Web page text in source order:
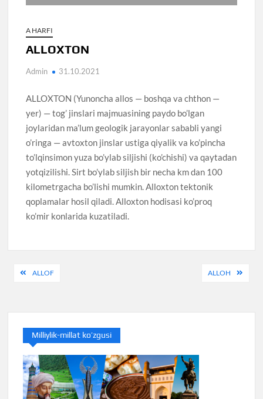
A HARFI
ALLOXTON
Admin 31.10.2021
ALLOXTON (Yunoncha allos — boshqa va chthon —
yer) — tog’ jinslari majmuasining paydo bo’lgan
joylaridan ma’lum geologik jarayonlar sababli yangi
o’ringa — avtoxton jinslar ustiga qiyalik va ko’pincha
to’lqinsimon yuza bo’ylab siljishi (ko’chishi) va qaytadan
yotqizilishi. Sirt bo’ylab siljish bir necha km dan 100
kilometrgacha bo’lishi mumkin. Alloxton tektonik
qoplamalar hosil qiladi. Alloxton hodisasi ko’proq
ko’mir konlarida kuzatiladi.
PostALLOF ALLOH
Milliylik-millat ko’zgusi